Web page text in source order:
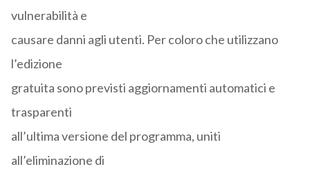
vulnerabilità e
causare danni agli utenti. Per coloro che utilizzano
l’edizione
gratuita sono previsti aggiornamenti automatici e
trasparenti
all’ultima versione del programma, uniti
all’eliminazione di